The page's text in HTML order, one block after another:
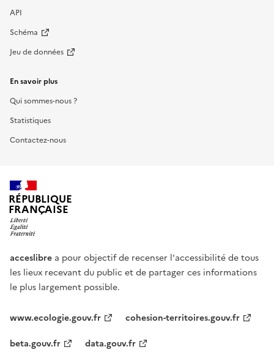
API
Schéma
Jeu de données
En savoir plus
Qui sommes-nous ?
Statistiques
Contactez-nous
RÉPUBLIQUE
FRANÇAISE
acceslibre a pour objectif de recenser l'accessibilité de tous
les lieux recevant du public et de partager ces informations
le plus largement possible.
www.ecologie.gouv.fr
cohesion-territoires.gouv.fr
beta.gouv.fr
data.gouv.fr